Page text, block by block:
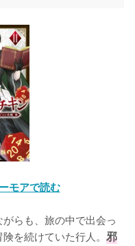
モアで読む
らも、旅の中で出会っ
を続けていた行人。 邪